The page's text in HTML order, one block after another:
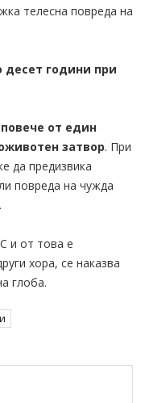
телесна повреда на
години при
от един
затвор. При
да предизвика
повреда на чужда
и от това е
хора, се наказва
глоба.